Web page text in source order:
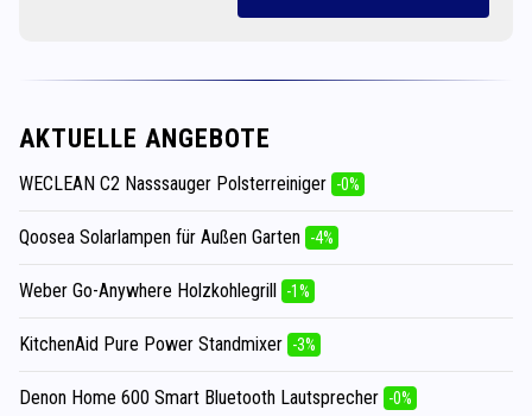
AKTUELLE ANGEBOTE
WECLEAN C2 Nasssauger Polsterreiniger -0%
Qoosea Solarlampen für Außen Garten -4%
Weber Go-Anywhere Holzkohlegrill -1%
KitchenAid Pure Power Standmixer -3%
Denon Home 600 Smart Bluetooth Lautsprecher -0%